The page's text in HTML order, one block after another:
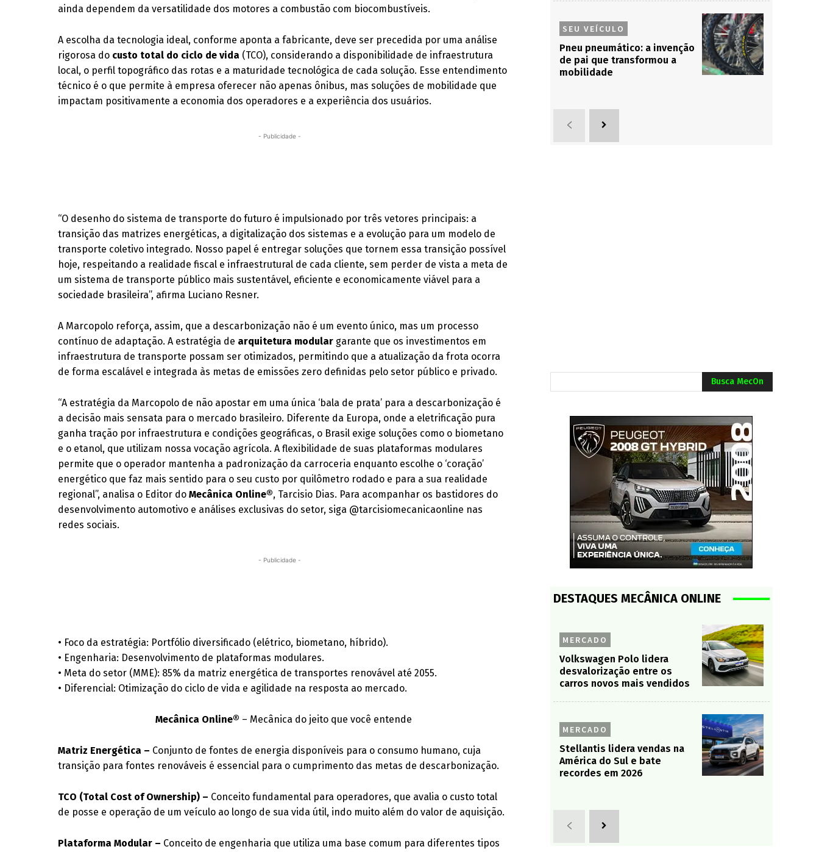
ainda dependem da versatilidade dos motores a combustão com biocombustíveis.
A escolha da tecnologia ideal, conforme aponta a fabricante, deve ser precedida por uma análise
rigorosa do custo total do ciclo de vida (TCO), considerando a disponibilidade de infraestrutura
local, o perfil topográfico das rotas e a maturidade tecnológica de cada solução. Esse entendimento
técnico é o que permite à empresa oferecer não apenas ônibus, mas soluções de mobilidade que
impactam positivamente a economia dos operadores e a experiência dos usuários.
- Publicidade -
“O desenho do sistema de transporte do futuro é impulsionado por três vetores principais: a
transição das matrizes energéticas, a digitalização dos sistemas e a evolução para um modelo de
transporte coletivo integrado. Nosso papel é entregar soluções que tornem essa transição possível
hoje, respeitando a realidade fiscal e infraestrutural de cada cliente, sem perder de vista a meta de
um sistema de transporte público mais sustentável, eficiente e economicamente viável para a
sociedade brasileira”, afirma Luciano Resner.
A Marcopolo reforça, assim, que a descarbonização não é um evento único, mas um processo
contínuo de adaptação. A estratégia de arquitetura modular garante que os investimentos em
infraestrutura de transporte possam ser otimizados, permitindo que a atualização da frota ocorra
de forma escalável e integrada às metas de emissões zero definidas pelo setor público e privado.
“A estratégia da Marcopolo de não apostar em uma única ‘bala de prata’ para a descarbonização é
a decisão mais sensata para o mercado brasileiro. Diferente da Europa, onde a eletrificação pura
ganha tração por infraestrutura e condições geográficas, o Brasil exige soluções como o biometano
e o etanol, que utilizam nossa vocação agrícola. A flexibilidade de suas plataformas modulares
permite que o operador mantenha a padronização da carroceria enquanto escolhe o ‘coração’
energético que faz mais sentido para o seu custo por quilômetro rodado e para a sua realidade
regional”, analisa o Editor doMecânica Online®, Tarcisio Dias. Para acompanhar os bastidores do
desenvolvimento automotivo e análises exclusivas do setor, siga @tarcisiomecanicaonline nas
redes sociais.
- Publicidade -
• Foco da estratégia: Portfólio diversificado (elétrico, biometano, híbrido).
• Engenharia: Desenvolvimento de plataformas modulares.
• Meta do setor (MME): 85% da matriz energética de transportes renovável até 2055.
• Diferencial: Otimização do ciclo de vida e agilidade na resposta ao mercado.
Mecânica Online® – Mecânica do jeito que você entende
Matriz Energética – Conjunto de fontes de energia disponíveis para o consumo humano, cuja
transição para fontes renováveis é essencial para o cumprimento das metas de descarbonização.
TCO (Total Cost of Ownership) – Conceito fundamental para operadores, que avalia o custo total
de posse e operação de um veículo ao longo de sua vida útil, indo muito além do valor de aquisição.
Plataforma Modular – Conceito de engenharia que utiliza uma base comum para diferentes tipos
SEU VEÍCULO
Pneu pneumático: a invenção
de pai que transformou a
mobilidade
Busca MecOn
DESTAQUES MECÂNICA ONLINE
MERCADO
Volkswagen Polo lidera
desvalorização entre os
carros novos mais vendidos
MERCADO
Stellantis lidera vendas na
América do Sul e bate
recordes em 2026